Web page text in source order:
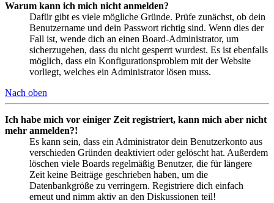
Warum kann ich mich nicht anmelden?
Dafür gibt es viele mögliche Gründe. Prüfe zunächst, ob dein
Benutzername und dein Passwort richtig sind. Wenn dies der
Fall ist, wende dich an einen Board-Administrator, um
sicherzugehen, dass du nicht gesperrt wurdest. Es ist ebenfalls
möglich, dass ein Konfigurationsproblem mit der Website
vorliegt, welches ein Administrator lösen muss.
Nach oben
Ich habe mich vor einiger Zeit registriert, kann mich aber nicht
mehr anmelden?!
Es kann sein, dass ein Administrator dein Benutzerkonto aus
verschieden Gründen deaktiviert oder gelöscht hat. Außerdem
löschen viele Boards regelmäßig Benutzer, die für längere
Zeit keine Beiträge geschrieben haben, um die
Datenbankgröße zu verringern. Registriere dich einfach
erneut und nimm aktiv an den Diskussionen teil!